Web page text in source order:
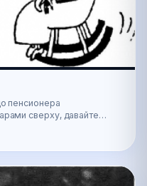
пенсионера
сверху, давайте